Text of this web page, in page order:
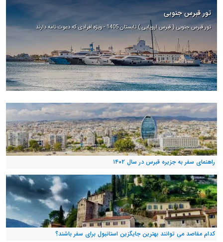
تور قبرس جنوبی
تور قبرس جنوبی ( قبرس اروپایی ) تابستان 1405 - ویژه افرادی که دعوت نامه دارند
راهنمای سفر به جزیره قبرس در سال ۱۴۰۲
کدام مقاصد می توانند بهترین جایگزین استانبول برای سفر باشند؟